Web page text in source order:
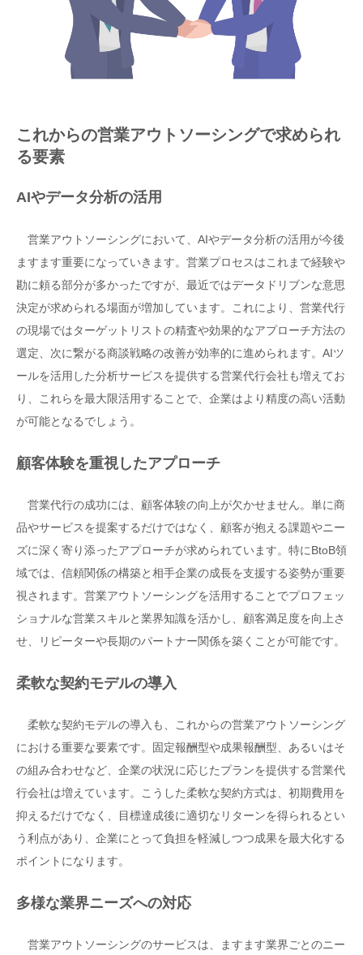
これからの営業アウトソーシングで求められ
る要素
AIやデータ分析の活用
営業アウトソーシングにおいて、AIやデータ分析の活用が今後
ますます重要になっていきます。営業プロセスはこれまで経験や
勘に頼る部分が多かったですが、最近ではデータドリブンな意思
決定が求められる場面が増加しています。これにより、営業代行
の現場ではターゲットリストの精査や効果的なアプローチ方法の
選定、次に繋がる商談戦略の改善が効率的に進められます。AIツ
ールを活用した分析サービスを提供する営業代行会社も増えてお
り、これらを最大限活用することで、企業はより精度の高い活動
が可能となるでしょう。
顧客体験を重視したアプローチ
営業代行の成功には、顧客体験の向上が欠かせません。単に商
品やサービスを提案するだけではなく、顧客が抱える課題やニー
ズに深く寄り添ったアプローチが求められています。特にBtoB領
域では、信頼関係の構築と相手企業の成長を支援する姿勢が重要
視されます。営業アウトソーシングを活用することでプロフェッ
ショナルな営業スキルと業界知識を活かし、顧客満足度を向上さ
せ、リピーターや長期のパートナー関係を築くことが可能です。
柔軟な契約モデルの導入
柔軟な契約モデルの導入も、これからの営業アウトソーシング
における重要な要素です。固定報酬型や成果報酬型、あるいはそ
の組み合わせなど、企業の状況に応じたプランを提供する営業代
行会社は増えています。こうした柔軟な契約方式は、初期費用を
抑えるだけでなく、目標達成後に適切なリターンを得られるとい
う利点があり、企業にとって負担を軽減しつつ成果を最大化する
ポイントになります。
多様な業界ニーズへの対応
営業アウトソーシングのサービスは、ますます業界ごとのニー